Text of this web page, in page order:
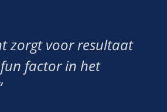
zorgt voor resultaat
factor in het